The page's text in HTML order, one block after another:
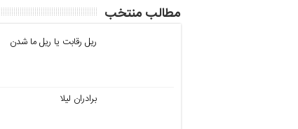
مطالب منتخب
ریل رقابت یا ریل ما شدن
برادران لیلا